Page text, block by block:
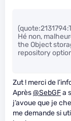
Hé non,
the Object
repository
Zut ! merci de
Après@SebGFa
j’avoue que je
me demande si